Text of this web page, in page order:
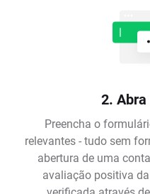
2.
Preencha o
relevantes - tudo sem
abertura de uma
avaliação positiva